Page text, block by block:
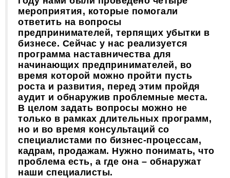
мероприятия, которые помогали
ответить на вопросы
предпринимателей, терпящих убытки в
бизнесе. Сейчас у нас реализуется
программа наставничества для
начинающих предпринимателей, во
время которой можно пройти пусть
роста и развития, перед этим пройдя
аудит и обнаружив проблемные места.
В целом задать вопросы можно не
только в рамках длительных программ,
но и во время консультаций со
специалистами по бизнес-процессам,
кадрам, продажам. Нужно понимать, что
проблема есть, а где она – обнаружат
наши специалисты.